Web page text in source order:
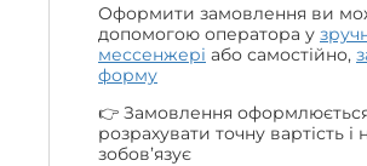
Оформити замовлення ви
допомогою оператора у
мессенжері або самостійно,
форму
👉 Замовлення
розрахувати точну вартість і
зобов’язує